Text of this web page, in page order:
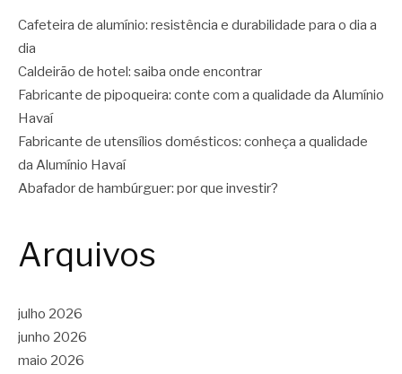
Cafeteira de alumínio: resistência e durabilidade para o dia a
dia
Caldeirão de hotel: saiba onde encontrar
Fabricante de pipoqueira: conte com a qualidade da Alumínio
Havaí
Fabricante de utensílios domésticos: conheça a qualidade
da Alumínio Havaí
Abafador de hambúrguer: por que investir?
Arquivos
julho 2026
junho 2026
maio 2026